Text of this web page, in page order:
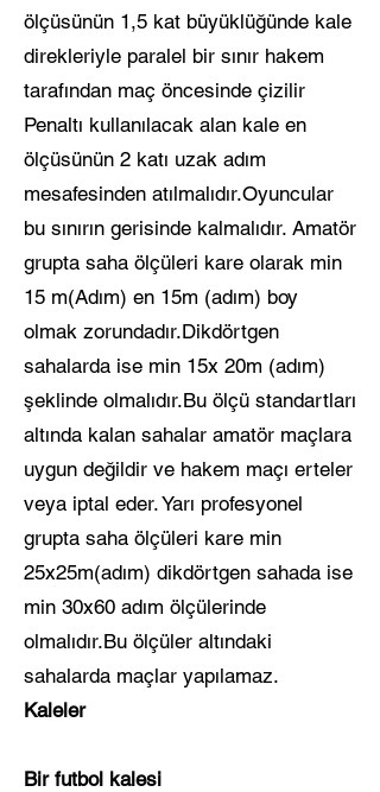
ölçüsünün 1,5 kat büyüklüğünde kale
direkleriyle paralel bir sınır hakem
tarafından maç öncesinde çizilir
Penaltı kullanılacak alan kale en
ölçüsünün 2 katı uzak adım
mesafesinden atılmalıdır.Oyuncular
bu sınırın gerisinde kalmalıdır. Amatör
grupta saha ölçüleri kare olarak min
15 m(Adım) en 15m (adım) boy
olmak zorundadır.Dikdörtgen
sahalarda ise min 15x 20m (adım)
şeklinde olmalıdır.Bu ölçü standartları
altında kalan sahalar amatör maçlara
uygun değildir ve hakem maçı erteler
veya iptal eder. Yarı profesyonel
grupta saha ölçüleri kare min
25x25m(adım) dikdörtgen sahada ise
min 30x60 adım ölçülerinde
olmalıdır.Bu ölçüler altındaki
sahalarda maçlar yapılamaz.
Kaleler
Bir futbol kalesi